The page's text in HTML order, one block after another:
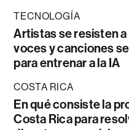
TECNOLOGÍA
Artistas se resisten a
voces y canciones
para entrenar a la IA
COSTA RICA
En qué consiste la
Costa Rica para